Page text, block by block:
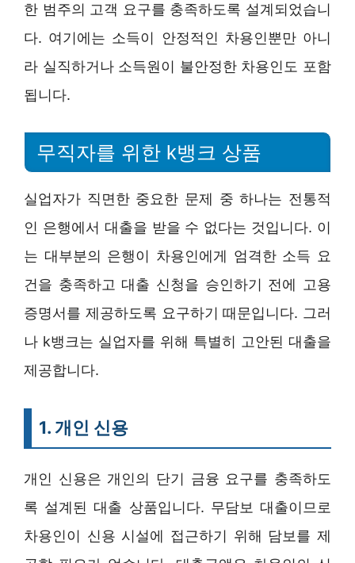
한 범주의 고객 요구를 충족하도록 설계되었습니
다. 여기에는 소득이 안정적인 차용인뿐만 아니
라 실직하거나 소득원이 불안정한 차용인도 포함
됩니다.
무직자를 위한 k뱅크 상품
실업자가 직면한 중요한 문제 중 하나는 전통적
인 은행에서 대출을 받을 수 없다는 것입니다. 이
는 대부분의 은행이 차용인에게 엄격한 소득 요
건을 충족하고 대출 신청을 승인하기 전에 고용
증명서를 제공하도록 요구하기 때문입니다. 그러
나 k뱅크는 실업자를 위해 특별히 고안된 대출을
제공합니다.
1. 개인 신용
개인 신용은 개인의 단기 금융 요구를 충족하도
록 설계된 대출 상품입니다. 무담보 대출이므로
차용인이 신용 시설에 접근하기 위해 담보를 제